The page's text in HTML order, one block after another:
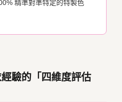
精準對準特定的特製色
驗的「四維度評估